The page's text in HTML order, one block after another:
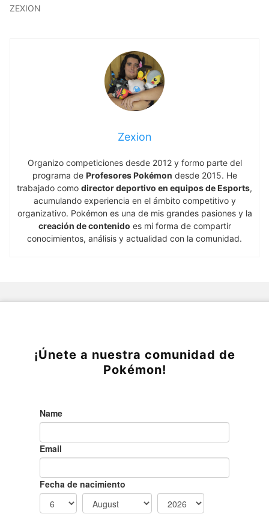
ZEXION
Zexion
Organizo competiciones desde 2012 y formo parte del
programa de Profesores Pokémon desde 2015. He
trabajado como director deportivo en equipos de Esports,
acumulando experiencia en el ámbito competitivo y
organizativo. Pokémon es una de mis grandes pasiones y la
creación de contenido es mi forma de compartir
conocimientos, análisis y actualidad con la comunidad.
¡Únete a nuestra comunidad de
Pokémon!